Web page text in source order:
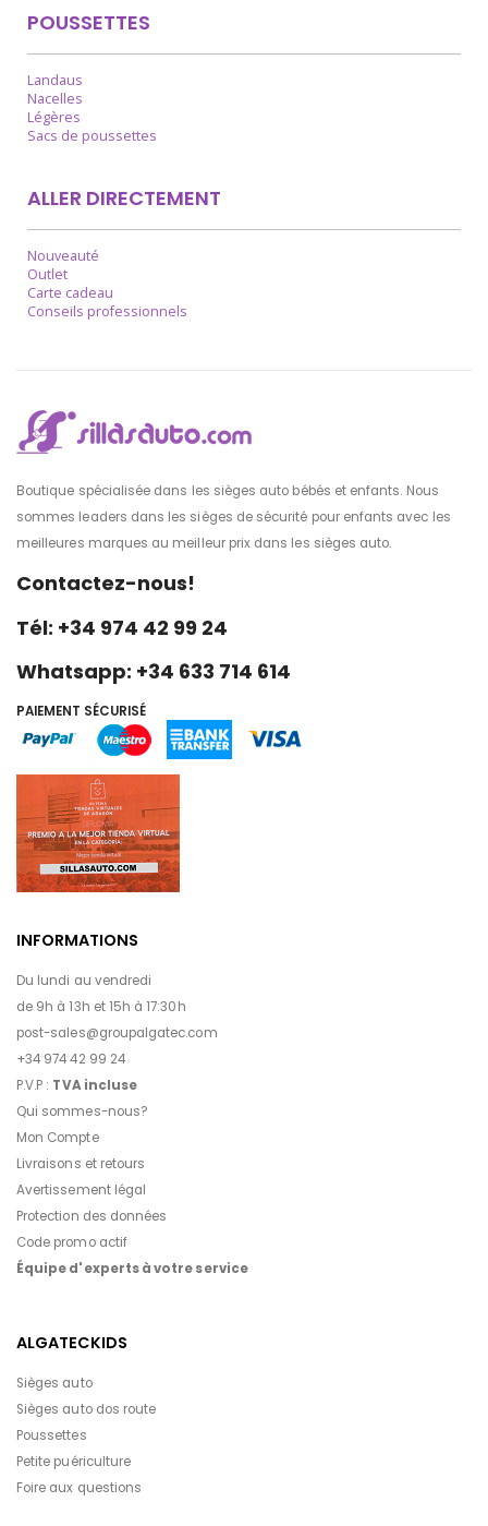
POUSSETTES
Landaus
Nacelles
Légères
Sacs de poussettes
ALLER DIRECTEMENT
Nouveauté
Outlet
Carte cadeau
Conseils professionnels
Boutique spécialisée dans les sièges auto bébés et enfants. Nous
sommes leaders dans les sièges de sécurité pour enfants avec les
meilleures marques au meilleur prix dans les sièges auto.
Contactez-nous!
Tél: +34 974 42 99 24
Whatsapp: +34 633 714 614
PAIEMENT SÉCURISÉ
INFORMATIONS
Du lundi au vendredi
de 9h à 13h et 15h à 17:30h
post-sales@groupalgatec.com
+34 974 42 99 24
P.V.P : TVA incluse
Qui sommes-nous?
Mon Compte
Livraisons et retours
Avertissement légal
Protection des données
Code promo actif
Équipe d'experts à votre service
ALGATECKIDS
Sièges auto
Sièges auto dos route
Poussettes
Petite puériculture
Foire aux questions